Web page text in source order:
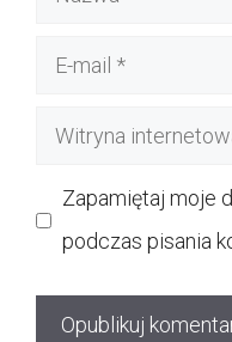
Witryna
Zapamiętaj moje
podczas pisania